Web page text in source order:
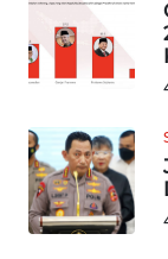
KUNINGAN
WN
WN
SUBANG